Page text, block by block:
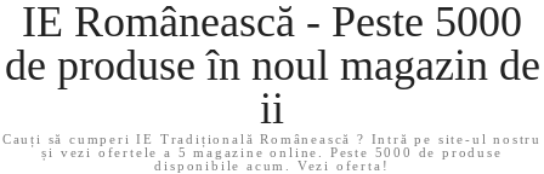
IE Românească - Peste 5000
de produse în noul magazin de
ii
Cauți să cumperi IE Tradițională Românească ? Intră pe site-ul nostru
și vezi ofertele a 5 magazine online. Peste 5000 de produse
disponibile acum. Vezi oferta!